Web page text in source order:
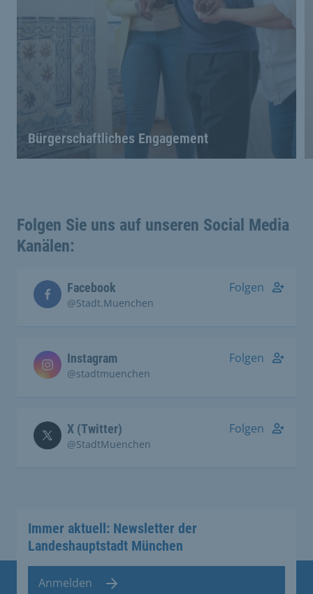
Bürgerschaftliches Engagement
Folgen Sie uns auf unseren Social Media
Kanälen:
Facebook
@Stadt.Muenchen
Folgen
Instagram
@stadtmuenchen
Folgen
X (Twitter)
@StadtMuenchen
Folgen
Immer aktuell: Newsletter der
Landeshauptstadt München
Anmelden